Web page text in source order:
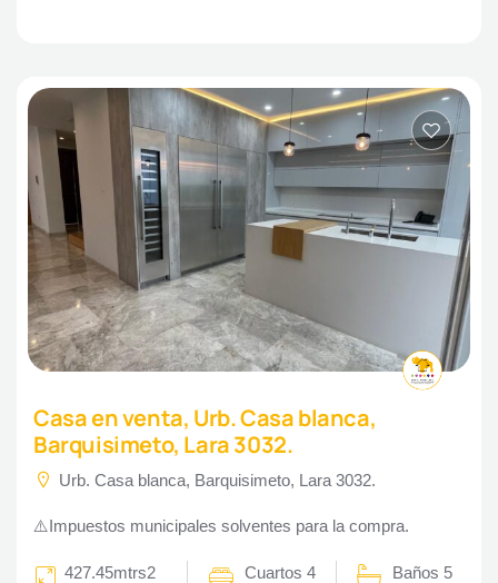
Casa en venta, Urb. Casa blanca,
Barquisimeto, Lara 3032.
Urb. Casa blanca, Barquisimeto, Lara 3032.
⚠️Impuestos municipales solventes para la compra.
427.45mtrs2 Cuartos 4 Baños 5